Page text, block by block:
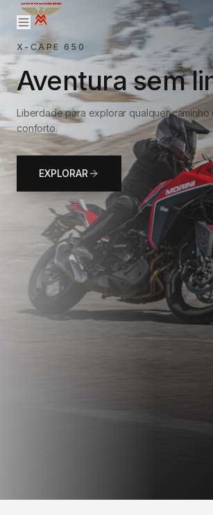
X-CAPE 650
Aventura sem
Liberdade para explorar qualquer
conforto.
EXPLORAR
01 /